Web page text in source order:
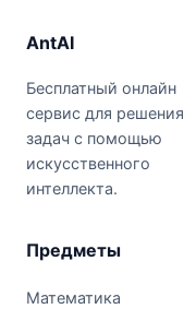
AntAI
Бесплатный онлайн
сервис для решения
задач с помощью
искусственного
интеллекта.
Предметы
Математика